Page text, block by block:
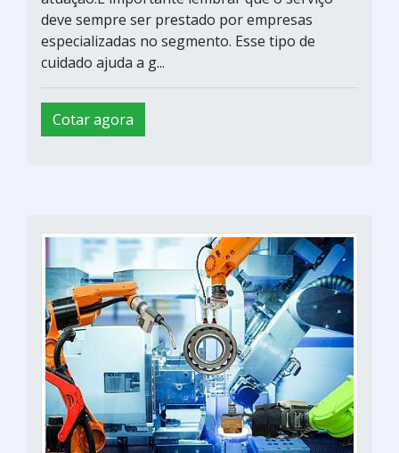
deve sempre ser prestado por empresas
especializadas no segmento. Esse tipo de
cuidado ajuda a g...
Cotar agora